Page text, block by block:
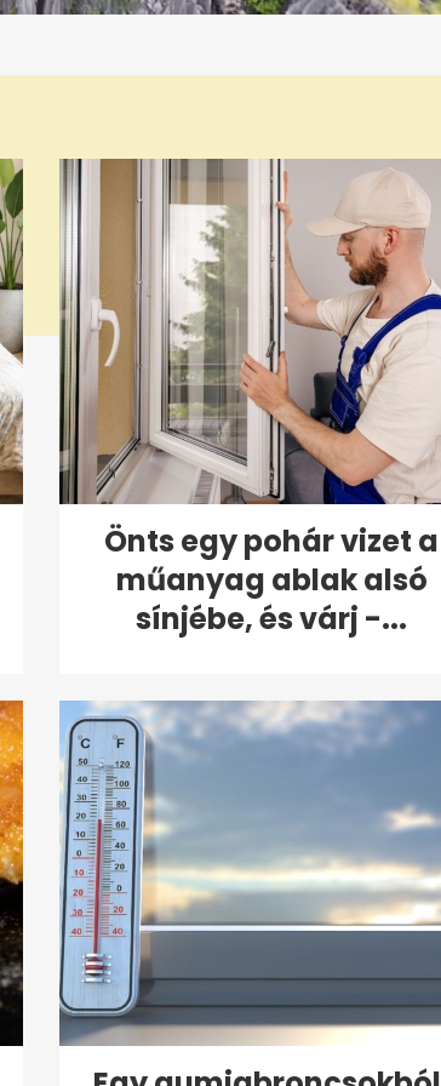
Önts egy pohár vizet a
műanyag ablak alsó
sínjébe, és várj -...